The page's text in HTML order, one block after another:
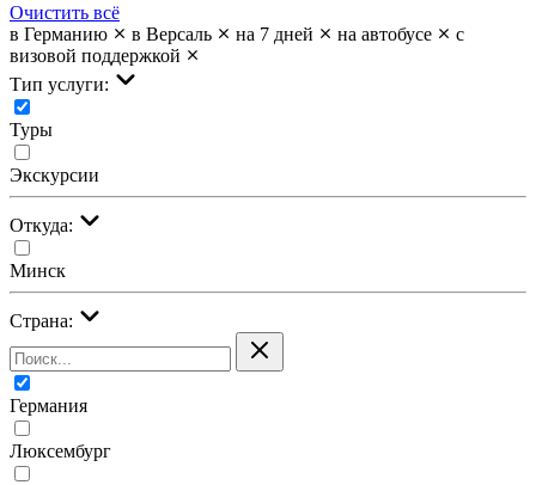
Очистить всё
в Германию
в Версаль на 7 дней на автобусе
с
визовой поддержкой
Тип услуги:
Туры
Экскурсии
Откуда:
Минск
Страна:
Германия
Люксембург